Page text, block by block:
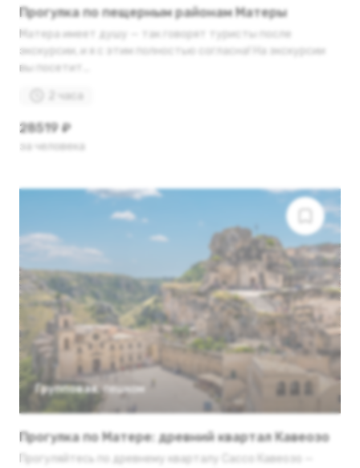
Прогулка по пещерным районам Матеры
Матера имеет душу — так говорят туристы после
экскурсии, и я с этим полностью согласна! На экскурсии
вы посетит...
2 часа
28519 ₽
за человека
Групповая, пешком
Прогулка по Матере: древний квартал Кавеозо
Прогуляйтесь по древнему кварталу Сассо Кавеозо —